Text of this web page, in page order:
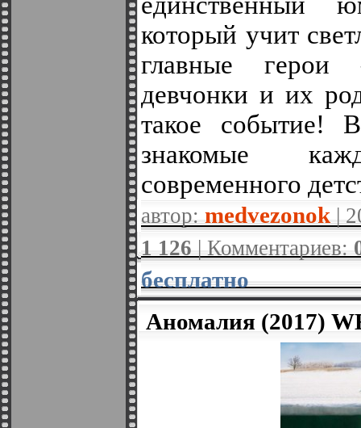
который учит
главные
девчонки и их
такое событие!
знакомые
современного
автор: medvezonok |
1 126| Комментариев:
бесплатно
Аномалия (2017)